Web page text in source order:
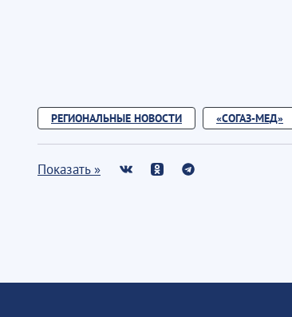
РЕГИОНАЛЬНЫЕ НОВОСТИ «СОГАЗ-МЕД»
Показать »